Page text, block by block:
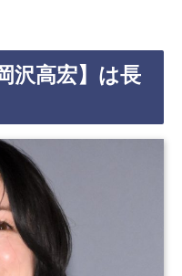
沢高宏】は長